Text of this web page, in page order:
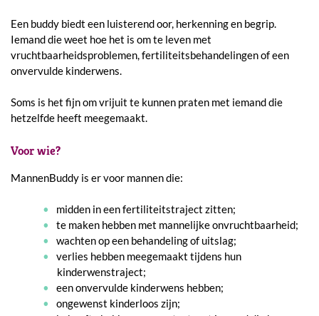
Een buddy biedt een luisterend oor, herkenning en begrip.
Iemand die weet hoe het is om te leven met
vruchtbaarheidsproblemen, fertiliteitsbehandelingen of een
onvervulde kinderwens.
Soms is het fijn om vrijuit te kunnen praten met iemand die
hetzelfde heeft meegemaakt.
Voor wie?
MannenBuddy is er voor mannen die:
midden in een fertiliteitstraject zitten;
te maken hebben met mannelijke onvruchtbaarheid;
wachten op een behandeling of uitslag;
verlies hebben meegemaakt tijdens hun
kinderwenstraject;
een onvervulde kinderwens hebben;
ongewenst kinderloos zijn;